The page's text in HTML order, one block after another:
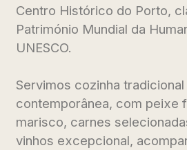
Centro Histórico do Porto,
Património Mundial da
UNESCO.
Servimos cozinha
contemporânea, com peixe
marisco, carnes
vinhos excepcional,